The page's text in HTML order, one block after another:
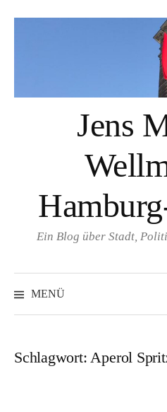
Jens
Ein Blog über Stadt,
MENÜ
Schlagwort:Aperol